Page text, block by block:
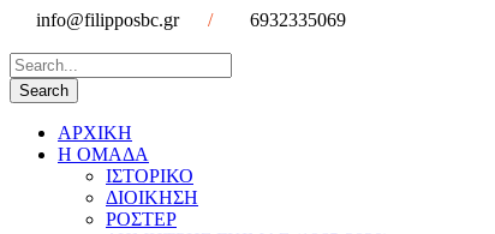
info@filipposbc.gr / 6932335069
ΑΡΧΙΚΗ
Η ΟΜΑΔΑ
ΙΣΤΟΡΙΚΟ
ΔΙΟΙΚΗΣΗ
ΡΟΣΤΕΡ